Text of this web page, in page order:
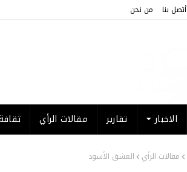
أتصل بنا من نحن
الاخبار تقارير مقالات الرأي
مقالات الرأي العشق الأسود